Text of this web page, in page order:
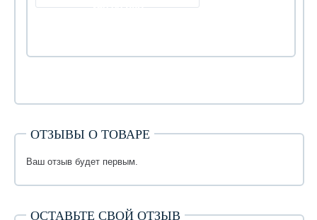
360.00 руб
ОТЗЫВЫ О ТОВАРЕ
Ваш отзыв будет первым.
ОСТАВЬТЕ СВОЙ ОТЗЫВ